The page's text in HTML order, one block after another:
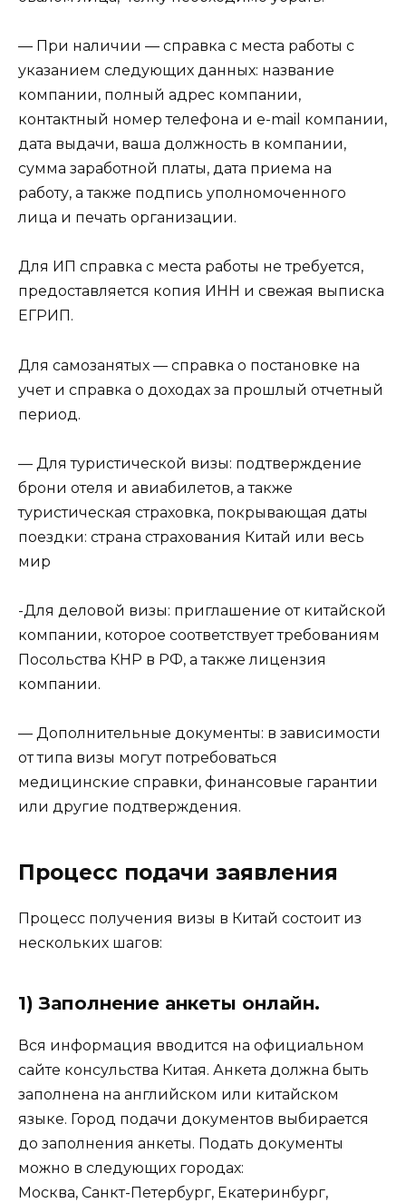
— При наличии — справка с места работы с
указанием следующих данных: название
компании, полный адрес компании,
контактный номер телефона и e-mail компании,
дата выдачи, ваша должность в компании,
сумма заработной платы, дата приема на
работу, а также подпись уполномоченного
лица и печать организации.
Для ИП справка с места работы не требуется,
предоставляется копия ИНН и свежая выписка
ЕГРИП.
Для самозанятых — справка о постановке на
учет и справка о доходах за прошлый отчетный
период.
— Для туристической визы: подтверждение
брони отеля и авиабилетов, а также
туристическая страховка, покрывающая даты
поездки: страна страхования Китай или весь
мир
-Для деловой визы: приглашение от китайской
компании, которое соответствует требованиям
Посольства КНР в РФ, а также лицензия
компании.
— Дополнительные документы: в зависимости
от типа визы могут потребоваться
медицинские справки, финансовые гарантии
или другие подтверждения.
Процесс подачи заявления
Процесс получения визы в Китай состоит из
нескольких шагов:
1) Заполнение анкеты онлайн.
Вся информация вводится на официальном
сайте консульства Китая. Анкета должна быть
заполнена на английском или китайском
языке. Город подачи документов выбирается
до заполнения анкеты. Подать документы
можно в следующих городах:
Москва, Санкт-Петербург, Екатеринбург,